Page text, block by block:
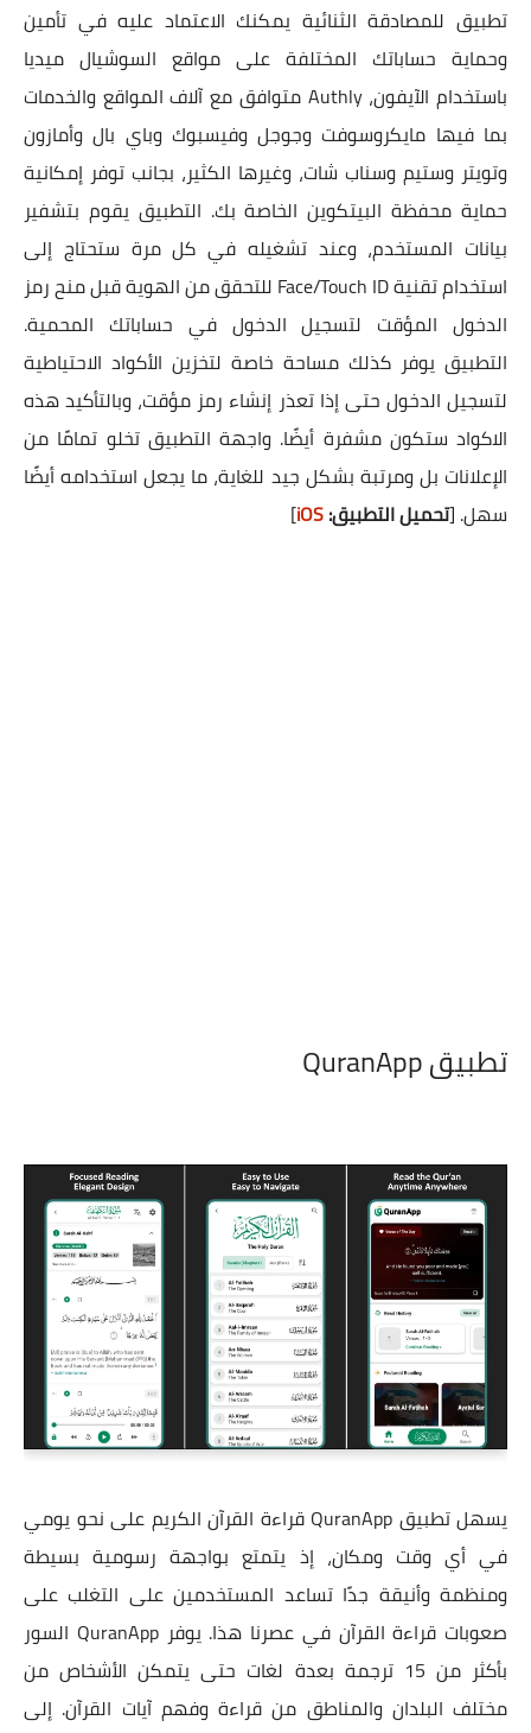
تطبيق للمصادقة الثنائية يمكنك الاعتماد عليه في تأمين
وحماية حساباتك المختلفة على مواقع السوشيال ميديا
باستخدام الآيفون، Authly متوافق مع آلاف المواقع والخدمات
بما فيها مايكروسوفت وجوجل وفيسبوك وباي بال وأمازون
وتويتر وستيم وسناب شات، وغيرها الكثير، بجانب توفر إمكانية
حماية محفظة البيتكوين الخاصة بك. التطبيق يقوم بتشفير
بيانات المستخدم، وعند تشغيله في كل مرة ستحتاج إلى
استخدام تقنية Face/Touch ID للتحقق من الهوية قبل منح رمز
الدخول المؤقت لتسجيل الدخول في حساباتك المحمية.
التطبيق يوفر كذلك مساحة خاصة لتخزين الأكواد الاحتياطية
لتسجيل الدخول حتى إذا تعذر إنشاء رمز مؤقت، وبالتأكيد هذه
الاكواد ستكون مشفرة أيضًا. واجهة التطبيق تخلو تمامًا من
الإعلانات بل ومرتبة بشكل جيد للغاية، ما يجعل استخدامه أيضًا
سهل. [تحميل التطبيق:iOS
]
تطبيق QuranApp
يسهل تطبيق QuranApp قراءة القرآن الكريم على نحو يومي
في أي وقت ومكان، إذ يتمتع بواجهة رسومية بسيطة
ومنظمة وأنيقة جدًا تساعد المستخدمين على التغلب على
صعوبات قراءة القرآن في عصرنا هذا. يوفر QuranApp السور
بأكثر من 15 ترجمة بعدة لغات حتى يتمكن الأشخاص من
مختلف البلدان والمناطق من قراءة وفهم آيات القرآن. إلى